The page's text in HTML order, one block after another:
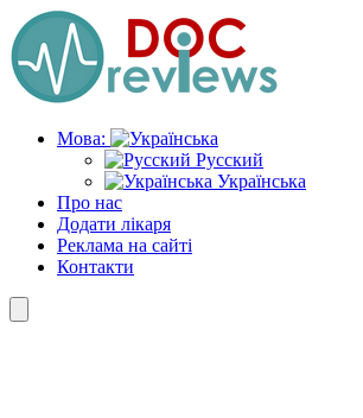
Skip
to
the
content
Мова:
Русский
Українська
Про нас
Додати лікаря
Реклама на сайті
Контакти